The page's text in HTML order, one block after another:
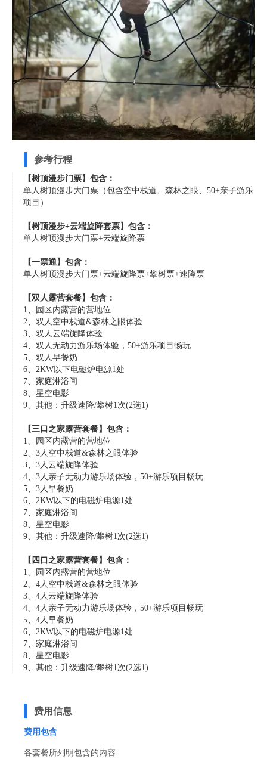
参考行程
【树顶漫步门票】包含：
单人树顶漫步大门票（包含空中栈道、森林之眼、50+亲子游乐
项目）
【树顶漫步+云端旋降套票】包含：
单人树顶漫步大门票+云端旋降票
【一票通】包含：
单人树顶漫步大门票+云端旋降票+攀树票+速降票
【双人露营套餐】包含：
1、园区内露营的营地位
2、双人空中栈道&森林之眼体验
3、双人云端旋降体验
4、双人无动力游乐场体验，50+游乐项目畅玩
5、双人早餐奶
6、2KW以下电磁炉电源1处
7、家庭淋浴间
8、星空电影
9、其他：升级速降/攀树1次(2选1)
【三口之家露营套餐】包含：
1、园区内露营的营地位
2、3人空中栈道&森林之眼体验
3、3人云端旋降体验
4、3人亲子无动力游乐场体验，50+游乐项目畅玩
5、3人早餐奶
6、2KW以下的电磁炉电源1处
7、家庭淋浴间
8、星空电影
9、其他：升级速降/攀树1次(2选1)
【四口之家露营套餐】包含：
1、园区内露营的营地位
2、4人空中栈道&森林之眼体验
3、4人云端旋降体验
4、4人亲子无动力游乐场体验，50+游乐项目畅玩
5、4人早餐奶
6、2KW以下的电磁炉电源1处
7、家庭淋浴间
8、星空电影
9、其他：升级速降/攀树1次(2选1)
费用信息
费用包含
各套餐所列明包含的内容